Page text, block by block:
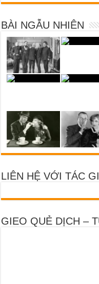
BÀI NGẪU NHIÊN
LIÊN HỆ VỚI TÁC
GIEO QUẺ DỊCH –